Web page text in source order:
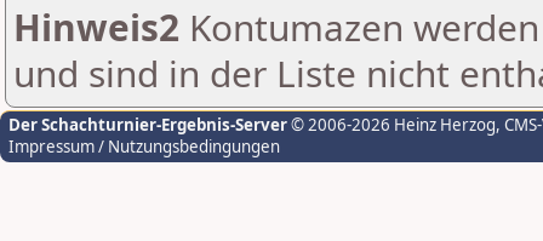
Hinweis2 Kontumazen
und sind in der Liste nicht
Der Schachturnier-Ergebnis-Server© 2006-2026 Heinz Herzog,
Impressum / Nutzungsbedingungen